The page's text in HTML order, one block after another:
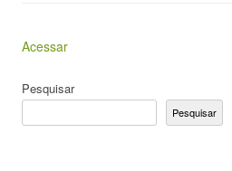
Acessar
Pesquisar
Pesquisar